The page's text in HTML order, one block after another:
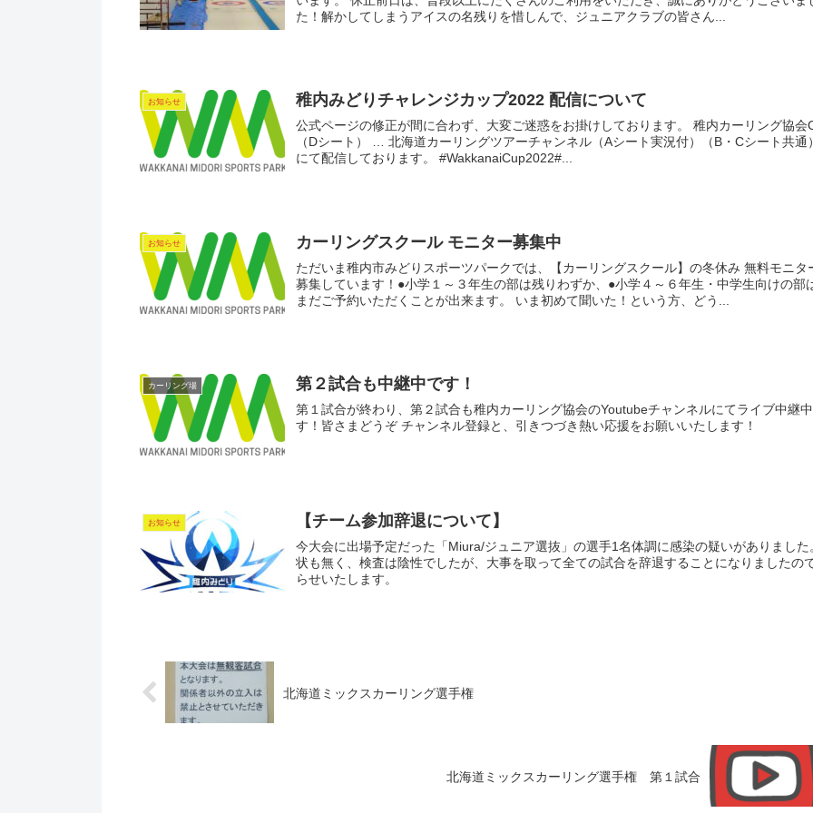
た！解かしてしまうアイスの名残りを惜しんで、ジュニアクラブの皆さん...
お知らせ 稚内みどりチャレンジカップ2022 配信について
公式ページの修正が間に合わず、大変ご迷惑をお掛けしております。 稚内カーリング協会
（Dシート） … 北海道カーリングツアーチャンネル（Aシート実況付）（B・Cシート共通
にて配信しております。 #WakkanaiCup2022#...
お知らせ カーリングスクール モニター募集中
ただいま稚内市みどりスポーツパークでは、【カーリングスクール】の冬休み 無料モニタ
募集しています！●小学１～３年生の部は残りわずか、●小学４～６年生・中学生向けの部
まだご予約いただくことが出来ます。 いま初めて聞いた！という方、どう...
カーリング場 第２試合も中継中です！
第１試合が終わり、第２試合も稚内カーリング協会のYoutubeチャンネルにてライブ中継
す！皆さまどうぞ チャンネル登録と、引きつづき熱い応援をお願いいたします！
お知らせ 【チーム参加辞退について】
今大会に出場予定だった「Miura/ジュニア選抜」の選手1名体調に感染の疑いがありました
状も無く、検査は陰性でしたが、大事を取って全ての試合を辞退することになりましたの
らせいたします。
北海道ミックスカーリング選手権
北海道ミックスカーリング選手権 第１試合